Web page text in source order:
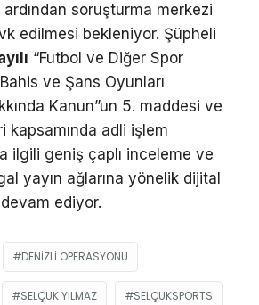
ardından soruşturma merkezi
edilmesi bekleniyor. Şüpheli
“Futbol ve Diğer Spor
ve Şans Oyunları
Kanun”un 5. maddesi ve
kapsamında adli işlem
ilgili geniş çaplı inceleme ve
yayın ağlarına yönelik dijital
ediyor.
DENIZLI OPERASYONU
SELÇUK YILMAZ SELÇUKSPORTS